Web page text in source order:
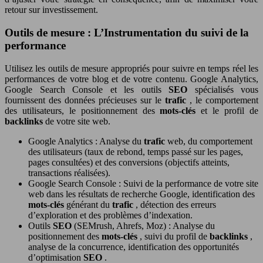
retour sur investissement.
Outils de mesure : L’Instrumentation du suivi de la
performance
Utilisez les outils de mesure appropriés pour suivre en temps réel les
performances de votre blog et de votre contenu. Google Analytics,
Google Search Console et les outils SEO spécialisés vous
fournissent des données précieuses sur le trafic , le comportement
des utilisateurs, le positionnement desmots-cléset le profil de
backlinks de votre site web.
Google Analytics : Analyse du trafic web, du comportement
des utilisateurs (taux de rebond, temps passé sur les pages,
pages consultées) et des conversions (objectifs atteints,
transactions réalisées).
Google Search Console : Suivi de la performance de votre site
web dans les résultats de recherche Google, identification des
mots-clés générant du trafic , détection des erreurs
d’exploration et des problèmes d’indexation.
Outils SEO (SEMrush, Ahrefs, Moz) : Analyse du
positionnement des mots-clés , suivi du profil de backlinks ,
analyse de la concurrence, identification des opportunités
d’optimisation SEO .